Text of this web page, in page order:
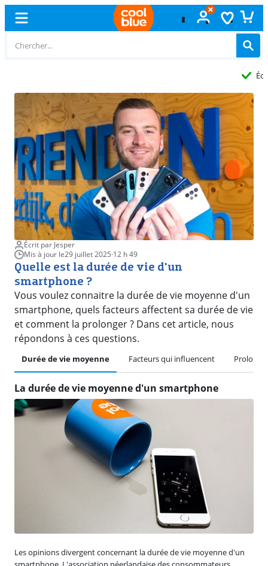
Écrit par Jesper
Mis à jour le29 juillet 2025·12 h 49
Quelle est la durée de vie d'un
smartphone ?
Vous voulez connaitre la durée de vie moyenne d'un
smartphone, quels facteurs affectent sa durée de vie
et comment la prolonger ? Dans cet article, nous
répondons à ces questions.
Durée de vie moyenne Facteurs qui influencent
La durée de vie moyenne d'un smartphone
Les opinions divergent concernant la durée de vie moyenne d'un